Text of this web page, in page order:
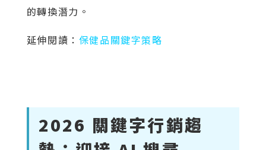
的轉換潛力。
延伸閱讀： 保健品關鍵字策略
2026 關鍵字行銷趨